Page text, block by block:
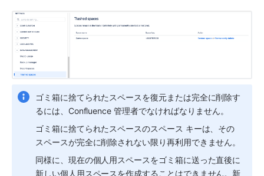
ゴミ箱に捨てられたスペースを復元または完全に削除す
るには、Confluence 管理者でなければなりません。
ゴミ箱に捨てられたスペースのスペース キーは、その
スペースが完全に削除されない限り再利用できません。
同様に、現在の個人用スペースをゴミ箱に送った直後に
新しい個人用スペースを作成することはできません。新